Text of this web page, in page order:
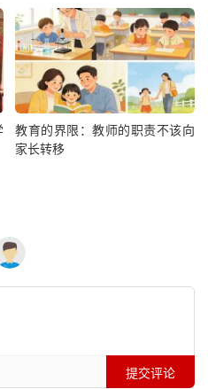
教育的界限：教师的职责不该向
家长转移
提交评论